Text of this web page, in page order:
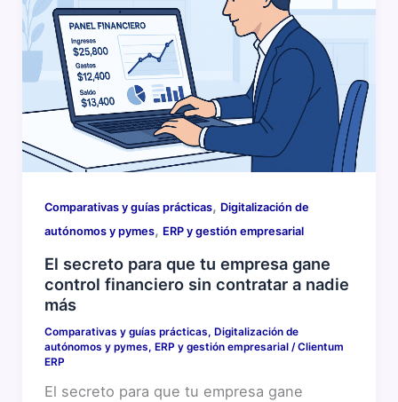
Comparativas y guías prácticas, Digitalización de
autónomos y pymes, ERP y gestión empresarial
El secreto para que tu empresa gane
control financiero sin contratar a nadie
más
Comparativas y guías prácticas, Digitalización de
autónomos y pymes, ERP y gestión empresarial/Clientum
ERP
El secreto para que tu empresa gane